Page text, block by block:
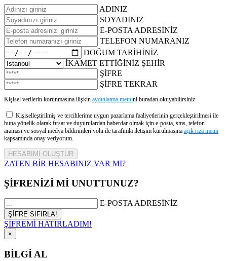
ADINIZ
SOYADINIZ
E-POSTA ADRESİNİZ
TELEFON NUMARANIZ
DOĞUM TARİHİNİZ
İKAMET ETTİĞİNİZ ŞEHİR
ŞİFRE
ŞİFRE TEKRAR
Kişisel verilerin korunmasına ilişkin aydınlatma metnini buradan okuyabilirsiniz.
Kişiselleştirilmiş ve tercihlerime uygun pazarlama faaliyetlerinin gerçekleştirilmesi ile
buna yönelik olarak fırsat ve duyurulardan haberdar olmak için e-posta, sms, telefon
araması ve sosyal medya bildirimleri yolu ile tarafımla iletişim kurulmasına açık rıza metni
kapsamında onay veriyorum.
ZATEN BİR HESABINIZ VAR MI?
ŞİFRENİZİ Mİ UNUTTUNUZ?
E-POSTA ADRESİNİZ
ŞİFREMİ HATIRLADIM!
×
BİLGİ AL